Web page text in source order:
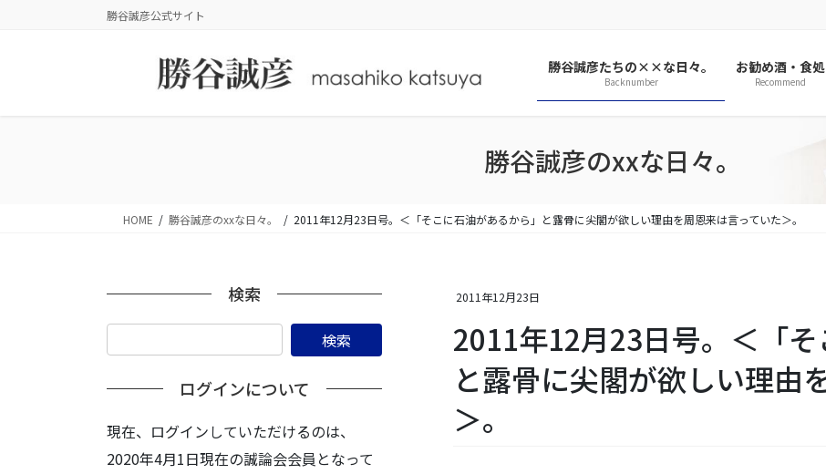
勝谷誠彦公式サイト
勝谷誠彦たちの××な日々。
Backnumber
お勧め酒・食処
Recommend
勝谷誠彦のxxな日々。
HOME 勝谷誠彦のxxな日々。 2011年12月23日号。＜「そこに石油があるから」と露骨に尖閣が欲しい理由を周恩来は言っていた＞。
2011年12月23日
2011年12月23日号。＜「そ
と露骨に尖閣が欲しい理由
＞。
検索
ログインについて
現在、ログインしていただけるのは、
2020年4月1日現在の誠論会会員となって